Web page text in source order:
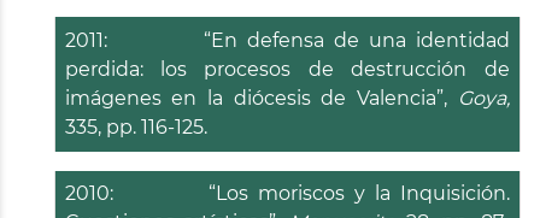
2011: “En defensa de una identidad
perdida: los procesos de destrucción de
imágenes en la diócesis de Valencia”, Goya,
335, pp. 116-125.
2010: “Los moriscos y la Inquisición.